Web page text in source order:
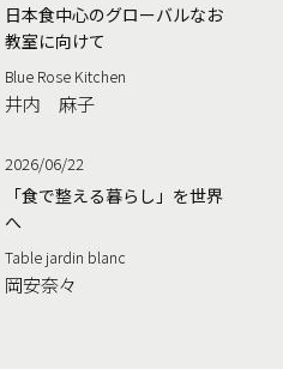
日本食中心のグローバルなお
教室に向けて
Blue Rose Kitchen
井内 麻子
2026/06/22
「食で整える暮らし」を世界
へ
Table jardin blanc
岡安奈々